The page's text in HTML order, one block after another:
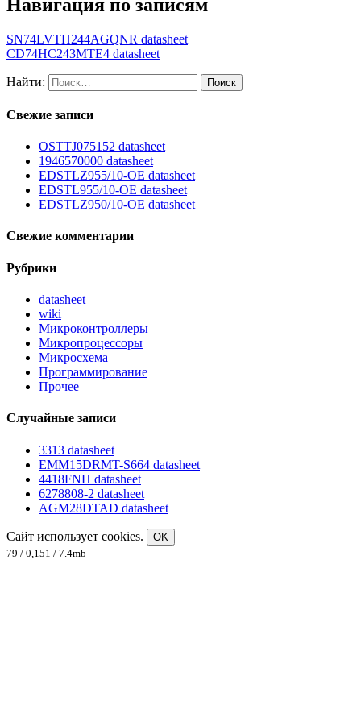
Навигация по записям
SN74LVTH244AGQNR datasheet
CD74HC243MTE4 datasheet
Найти:
Свежие записи
OSTTJ075152 datasheet
1946570000 datasheet
EDSTLZ955/10-OE datasheet
EDSTL955/10-OE datasheet
EDSTLZ950/10-OE datasheet
Свежие комментарии
Рубрики
datasheet
wiki
Микроконтроллеры
Микропроцессоры
Микросхема
Программирование
Прочее
Случайные записи
3313 datasheet
EMM15DRMT-S664 datasheet
4418FNH datasheet
6278808-2 datasheet
AGM28DTAD datasheet
Сайт использует cookies.
OK
79 / 0,151 / 7.4mb